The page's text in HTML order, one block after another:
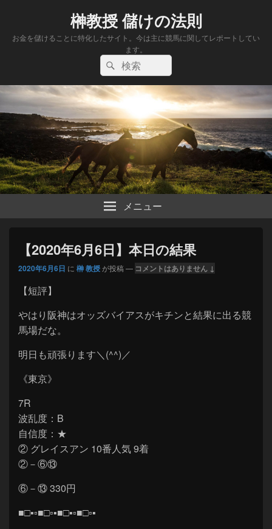
榊教授 儲けの法則
お金を儲けることに特化したサイト。今は主に競馬に関してレポートしてい
ます。
検
索:
検
索
メニュー
【2020年6月6日】本日の結果
2020年6月6日 に 榊 教授が投稿 — コメントはありません ↓
【短評】
やはり阪神はオッズバイアスがキチンと結果に出る競
馬場だな。
明日も頑張ります＼(^^)／
《東京》
7R
波乱度：B
自信度：★
② グレイスアン 10番人気 9着
②－⑥⑬
⑥－⑬ 330円
■□▪▫■□▫▪■□▪▫■□▫▪